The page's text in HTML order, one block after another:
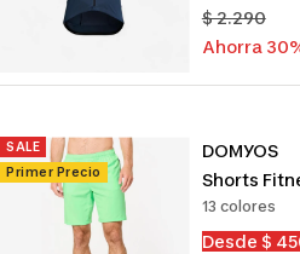
de
venta
Precio
normal
$ 2.290
Ahorra
SALE
Primer Precio
DOMYOS
Shorts
13 colores
Precio
Desde $